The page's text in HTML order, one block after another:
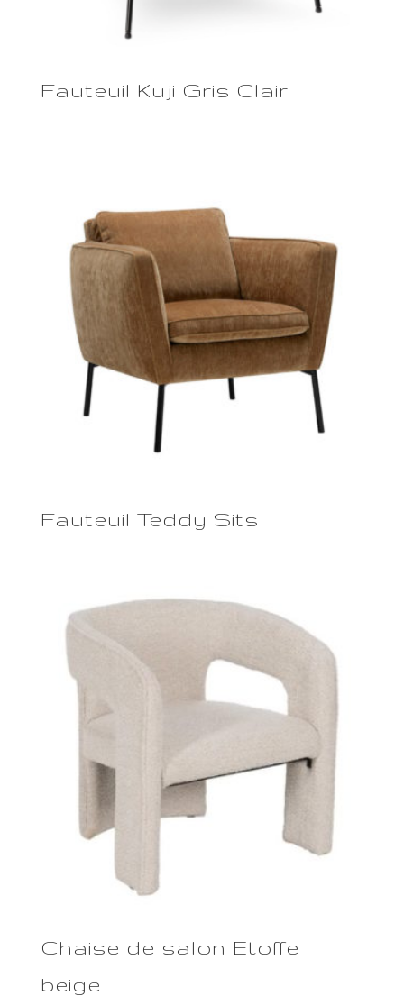
Fauteuil Kuji Gris Clair
Fauteuil Teddy Sits
Chaise de salon Etoffe
beige